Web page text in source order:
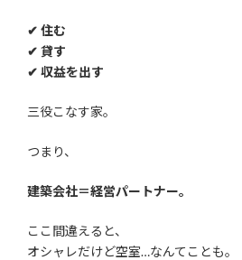
✔ 住む
✔ 貸す
✔ 収益を出す
三役こなす家。
つまり、
建築会社＝経営パートナー。
ここ間違えると、
オシャレだけど空室…なんてことも。